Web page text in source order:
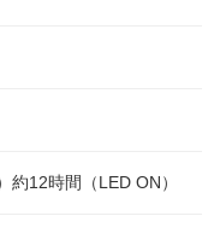
12時間（LED ON）